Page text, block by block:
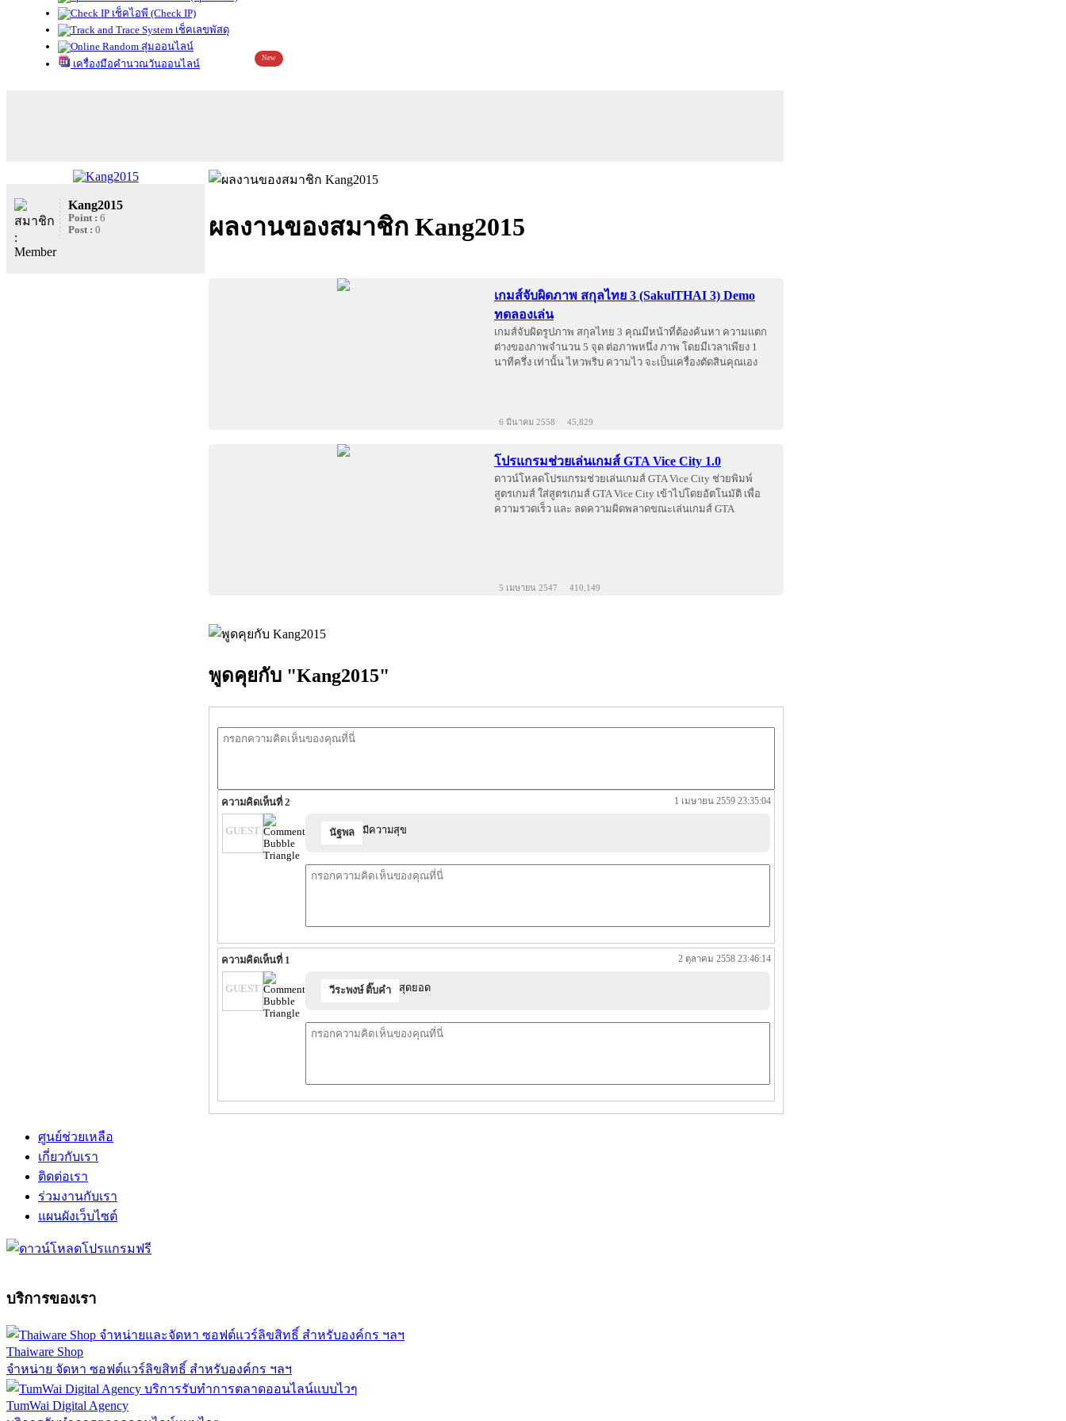
เช็คไอพี (Check IP)
เช็คเลขพัสดุ
สุ่มออนไลน์
เครื่องมือคำนวณวันออนไลน์
New
Kang2015
Point : 6
Post : 0 ผลงานของสมาชิก Kang2015
เกมส์จับผิดภาพ สกุลไทย 3 (SakulTHAI 3) Demo
ทดลองเล่น
เกมส์จับผิดรูปภาพ สกุลไทย 3 คุณมีหน้าที่ต้องค้นหา ความแตก
ต่างของภาพจำนวน 5 จุด ต่อภาพหนึ่ง ภาพ โดยมีเวลาเพียง 1
นาทีครึ่ง เท่านั้น ไหวพริบ ความไว จะเป็นเครื่องตัดสินคุณเอง
6 มีนาคม 2558 45,829
โปรแกรมช่วยเล่นเกมส์ GTA Vice City 1.0
ดาวน์โหลดโปรแกรมช่วยเล่นเกมส์ GTA Vice City ช่วยพิมพ์
สูตรเกมส์ ใส่สูตรเกมส์ GTA Vice City เข้าไปโดยอัตโนมัติ เพื่อ
ความรวดเร็ว และ ลดความผิดพลาดขณะเล่นเกมส์ GTA
5 เมษายน 2547 410,149
พูดคุยกับ "Kang2015"
ความคิดเห็นที่ 2 1 เมษายน 2559 23:35:04
GUEST นัฐพล มีความสุข
ความคิดเห็นที่ 1 2 ตุลาคม 2558 23:46:14
GUEST วีระพงษ์ ติ๊บคำ สุดยอด
ศูนย์ช่วยเหลือ
เกี่ยวกับเรา
ติดต่อเรา
ร่วมงานกับเรา
แผนผังเว็บไซต์
บริการของเรา
Thaiware Shop
จำหน่าย จัดหา ซอฟต์แวร์ลิขสิทธิ์ สำหรับองค์กร ฯลฯ
TumWai Digital Agency